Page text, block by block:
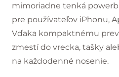
mimoriadne tenká
pre používateľov iPhonu,
Vďaka kompaktnému
zmestí do vrecka, tašky
na každodenné nosenie.